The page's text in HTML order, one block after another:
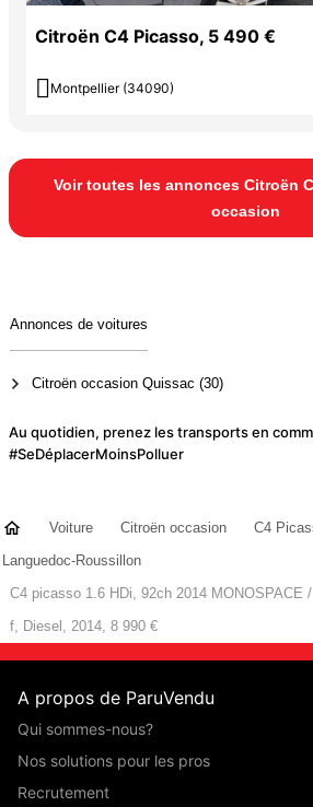
Citroën C4 Picasso, 5 490 €
 Montpellier (34090)
Voir toutes les annonces Citroën
occasion
Annonces de voitures
Citroën occasion Quissac (30)
Au quotidien, prenez les transports en
#SeDéplacerMoinsPolluer
Voiture Citroën occasion
C4
Languedoc-Roussillon
C4 picasso 1.6 HDi, 92ch 2014 MONOSPACE
f, Diesel, 2014, 8 990 €
A propos de ParuVendu
Qui sommes-nous?
Nos solutions pour les pros
Recrutement